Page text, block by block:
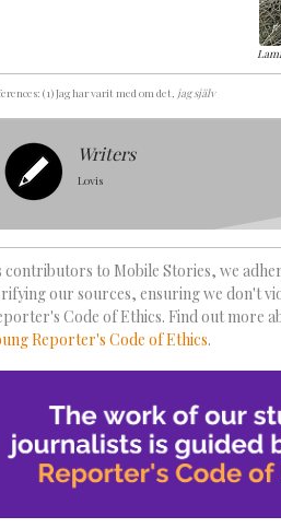
(1) Jag har varit med om det , jag själv
Writers
Lovis
contributors to Mobile Stories, we
our sources, ensuring we don't
Code of Ethics. Find out more
Reporter's Code of Ethics.